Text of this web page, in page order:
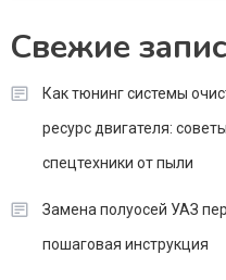
Свежие
Как тюнинг системы
ресурс двигателя:
спецтехники от пыли
Замена полуосей УАЗ
пошаговая инструкция